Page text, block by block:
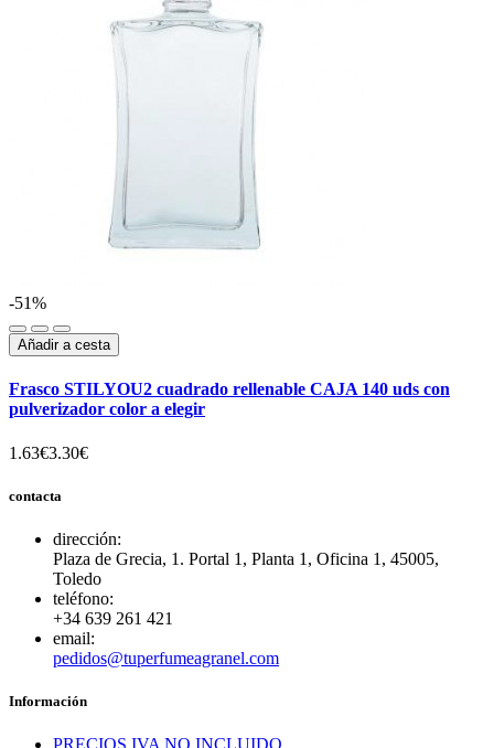
-51%
Añadir a cesta
Frasco STILYOU2 cuadrado rellenable CAJA 140 uds con
pulverizador color a elegir
1.63€3.30€
contacta
dirección:
Plaza de Grecia, 1. Portal 1, Planta 1, Oficina 1, 45005,
Toledo
teléfono:
+34 639 261 421
email:
pedidos@tuperfumeagranel.com
Información